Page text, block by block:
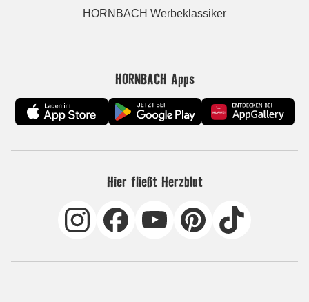
HORNBACH Werbeklassiker
HORNBACH Apps
Hier fließt Herzblut